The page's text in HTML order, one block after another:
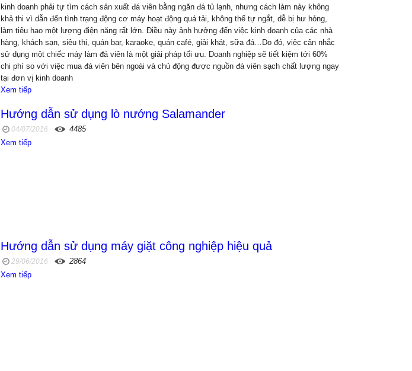
kinh doanh phải tự tìm cách sản xuất đá viên bằng ngăn đá tủ lạnh, nhưng cách làm này không
khả thi vì dẫn đến tình trạng động cơ máy hoạt động quá tải, không thể tự ngắt, dễ bị hư hỏng,
làm tiêu hao một lượng điện năng rất lớn. Điều này ảnh hưởng đến việc kinh doanh của các nhà
hàng, khách sạn, siêu thị, quán bar, karaoke, quán café, giải khát, sữa đá…Do đó, việc cân nhắc
sử dụng một chiếc máy làm đá viên là một giải pháp tối ưu. Doanh nghiệp sẽ tiết kiệm tới 60%
chi phí so với việc mua đá viên bên ngoài và chủ động được nguồn đá viên sạch chất lượng ngay
tại đơn vị kinh doanh
Xem tiếp
Hướng dẫn sử dụng lò nướng Salamander
04/07/2016
4485
Xem tiếp
Hướng dẫn sử dụng máy giặt công nghiệp hiệu quả
29/06/2016
2864
Xem tiếp